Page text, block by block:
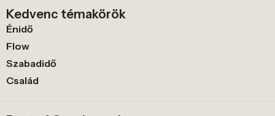
Kedvenc témakörök
Énidő
Flow
Szabadidő
Család